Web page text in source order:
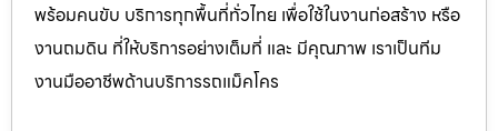
พร้อมคนขับ บริการทุกพื้นที่ทั่วไทย เพื่อใช้ในงานก่อสร้าง หรือ
งานถมดิน ที่ให้บริการอย่างเต็มที่ และ มีคุณภาพ เราเป็นทีม
งานมืออาชีพด้านบริการรถแม็คโคร